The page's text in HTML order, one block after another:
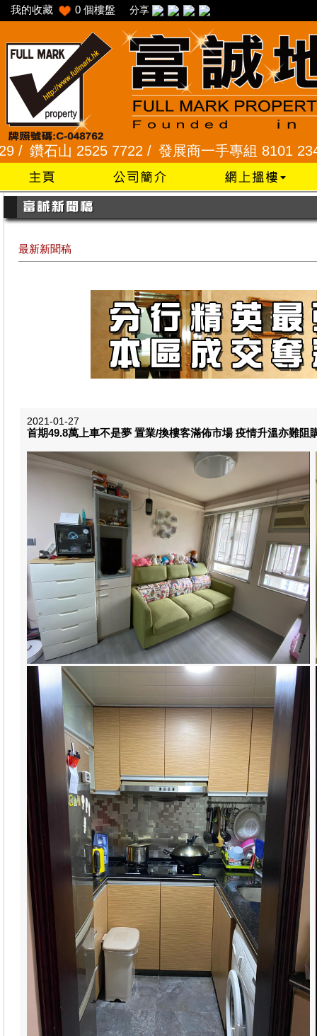
我的收藏 0 個樓盤 分享
7722 / 發展商一手專組 8101 2345 / 采頣花
最新新聞稿
2021-01-27
首期49.8萬上車不是夢 置業/換樓客滿佈市場 疫情升溫亦難